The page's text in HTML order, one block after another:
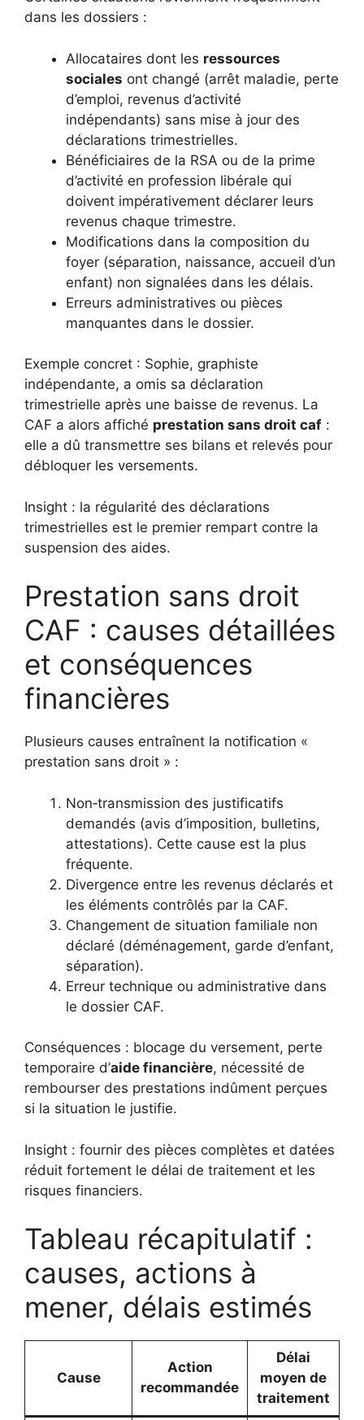
dans les dossiers :
Allocataires dont les ressources
sociales ont changé (arrêt maladie, perte
d’emploi, revenus d’activité
indépendants) sans mise à jour des
déclarations trimestrielles.
Bénéficiaires de la RSA ou de la prime
d’activité en profession libérale qui
doivent impérativement déclarer leurs
revenus chaque trimestre.
Modifications dans la composition du
foyer (séparation, naissance, accueil d’un
enfant) non signalées dans les délais.
Erreurs administratives ou pièces
manquantes dans le dossier.
Exemple concret : Sophie, graphiste
indépendante, a omis sa déclaration
trimestrielle après une baisse de revenus. La
CAF a alors affiché prestation sans droit caf :
elle a dû transmettre ses bilans et relevés pour
débloquer les versements.
Insight : la régularité des déclarations
trimestrielles est le premier rempart contre la
suspension des aides.
Prestation sans droit
CAF : causes détaillées
et conséquences
financières
Plusieurs causes entraînent la notification «
prestation sans droit » :
Non‑transmission des justificatifs
demandés (avis d’imposition, bulletins,
attestations). Cette cause est la plus
fréquente.
Divergence entre les revenus déclarés et
les éléments contrôlés par la CAF.
Changement de situation familiale non
déclaré (déménagement, garde d’enfant,
séparation).
Erreur technique ou administrative dans
le dossier CAF.
Conséquences : blocage du versement, perte
temporaire d’aide financière, nécessité de
rembourser des prestations indûment perçues
si la situation le justifie.
Insight : fournir des pièces complètes et datées
réduit fortement le délai de traitement et les
risques financiers.
Tableau récapitulatif :
causes, actions à
mener, délais estimés
Cause
Action
recommandée
Délai
moyen de
traitement